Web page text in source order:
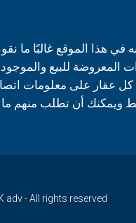
في هذا الموقع غالبًا ما
المعروضة للبيع
عقار على معلومات اتصال
adv - All rights reserved